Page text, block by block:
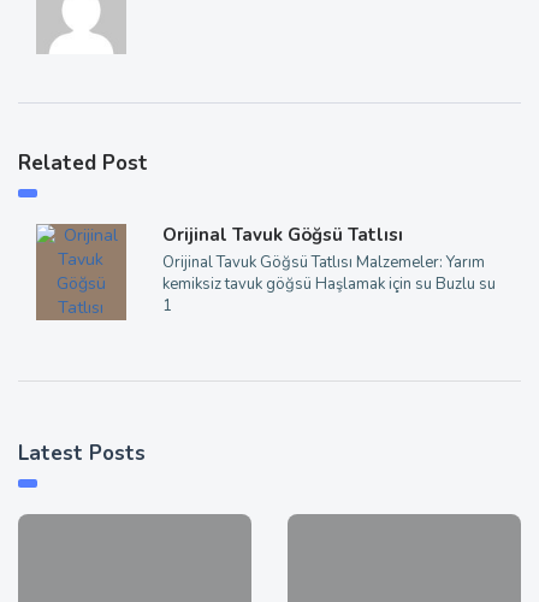
Related Post
Orijinal Tavuk Göğsü Tatlısı
Orijinal Tavuk Göğsü Tatlısı Malzemeler: Yarım
kemiksiz tavuk göğsü Haşlamak için su Buzlu su
1
Latest Posts